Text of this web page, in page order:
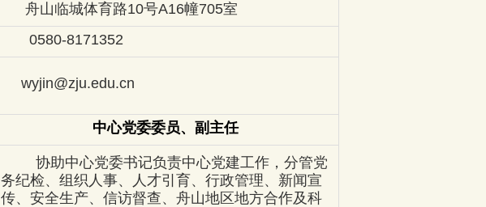
舟山临城体育路10号A16幢705室
0580-8171352
wyjin@zju.edu.cn
中心党委委员、副主任
协助中心党委书记负责中心党建工作，分管党
务纪检、组织人事、人才引育、行政管理、新闻宣
传、安全生产、信访督查、舟山地区地方合作及科